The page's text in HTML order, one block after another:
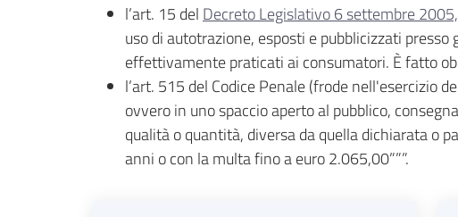
l’art. 15 del Decreto Legislativo 6 settembre
uso di autotrazione, esposti e pubblicizzati
effettivamente praticati ai consumatori. È fatto
l’art. 515 del Codice Penale (frode nell'esercizio
ovvero in uno spaccio aperto al pubblico,
qualità o quantità, diversa da quella dichiarata o
anni o con la multa fino a euro 2.065,00”””.